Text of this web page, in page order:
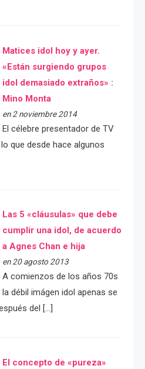
Matices idol hoy y ayer.
«Están surgiendo grupos
idol demasiado extraños» :
Mino Monta
en 2 noviembre 2014
El célebre presentador de TV
que desde hace algunos
Las 5 «cláusulas» que debe
cumplir una idol, de acuerdo
a Agnes Chan e hija
en 20 agosto 2013
A comienzos de los años 70s
la débil imágen idol apenas se
del […]
El concepto de «pureza»